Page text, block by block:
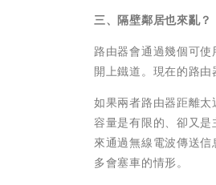
三、隔壁鄰居也來亂？
路由器會通過幾個可
開上鐵道。現在的路
如果兩者路由器距離
容量是有限的、卻又
來通過無線電波傳送
多會塞車的情形。